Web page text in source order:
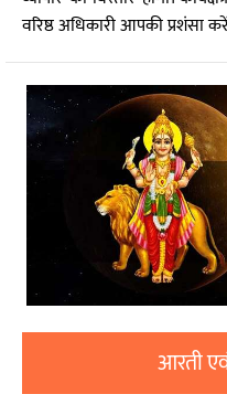
वरिष्ठ अधिकारी आपकी प्रशंसा
आरती